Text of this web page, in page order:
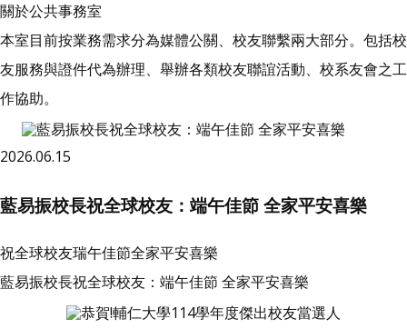
關於公共事務室
本室目前按業務需求分為媒體公關、校友聯繫兩大部分。包括校
友服務與證件代為辦理、舉辦各類校友聯誼活動、校系友會之工
作協助。
2026.06.15
藍易振校長祝全球校友：端午佳節 全家平安喜樂
祝全球校友瑞午佳節全家平安喜樂
藍易振校長祝全球校友：端午佳節 全家平安喜樂